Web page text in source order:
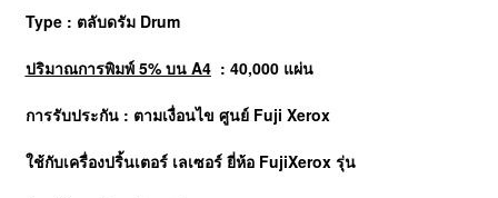
Type : ตลับดรัม Drum
ปริมาณการพิมพ์ 5% บน A4: 40,000 แผ่น
การรับประกัน : ตามเงื่อนไข ศูนย์ Fuji Xerox
ใช้กับเครื่องปริ้นเตอร์ เลเซอร์ ยี่ห้อ FujiXeroxรุ่น